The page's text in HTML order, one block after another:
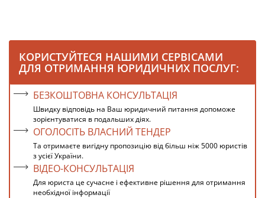
КОРИСТУЙТЕСЯ НАШИМИ СЕРВІСАМИ
ДЛЯ ОТРИМАННЯ ЮРИДИЧНИХ ПОСЛУГ:
БЕЗКОШТОВНА КОНСУЛЬТАЦІЯ
Швидку відповідь на Ваш юридичний питання допоможе
зорієнтуватися в подальших діях.
ОГОЛОСІТЬ ВЛАСНИЙ ТЕНДЕР
Та отримаєте вигідну пропозицію від більш ніж 5000 юристів
з усієї України.
ВІДЕО-КОНСУЛЬТАЦІЯ
Для юриста це сучасне і ефективне рішення для отримання
необхідної інформації